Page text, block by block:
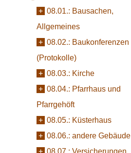
+ 08.01.: Bausachen,
Allgemeines
+ 08.02.: Baukonferenzen
(Protokolle)
+ 08.03.: Kirche
+ 08.04.: Pfarrhaus und
Pfarrgehöft
+ 08.05.: Küsterhaus
+ 08.06.: andere Gebäude
+ 08.07.: Versicherungen